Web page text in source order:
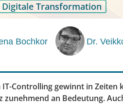
Digitale Transformation
Bochkor Dr.
IT-Controlling gewinnt in
zunehmend an Bedeutung.